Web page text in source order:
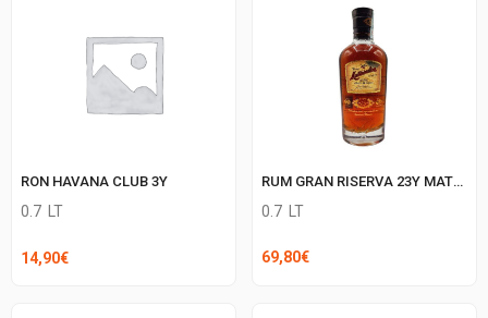
RON HAVANA CLUB 3Y
0.7 LT
14,90€
RUM GRAN RISERVA 23Y MATUSALEM
0.7 LT
69,80€